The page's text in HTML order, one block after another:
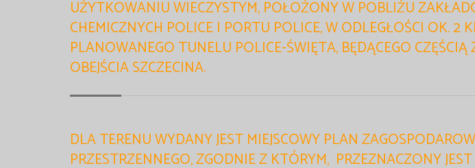
UŻYTKOWANIU WIECZYSTYM, POŁOŻONY W POBLIŻU
CHEMICZNYCH POLICE I PORTU POLICE, W ODLEGŁOŚCI OK. 2
PLANOWANEGO TUNELU POLICE-ŚWIĘTA, BĘDĄCEGO
OBEJŚCIA SZCZECINA.
DLA TERENU WYDANY JEST MIEJSCOWY PLAN
PRZESTRZENNEGO, ZGODNIE Z KTÓRYM, PRZEZNACZONY